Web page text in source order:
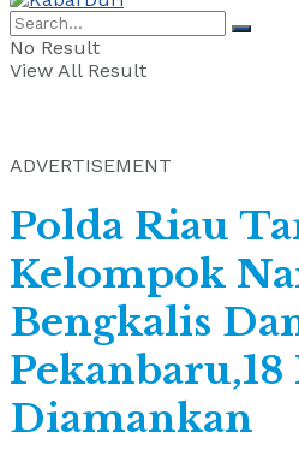
No Result
View All Result
ADVERTISEMENT
Polda Riau
Kelompok
Bengkalis
Pekanbaru,18
Diamankan